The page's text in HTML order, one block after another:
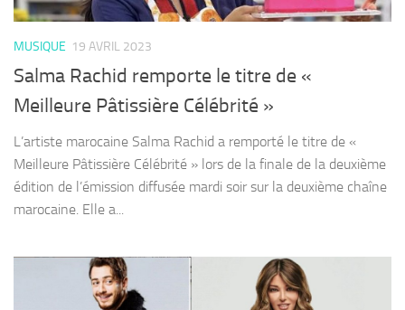
MUSIQUE 19 AVRIL 2023
Salma Rachid remporte le titre de «
Meilleure Pâtissière Célébrité »
L’artiste marocaine Salma Rachid a remporté le titre de «
Meilleure Pâtissière Célébrité » lors de la finale de la deuxième
édition de l’émission diffusée mardi soir sur la deuxième chaîne
marocaine. Elle a...